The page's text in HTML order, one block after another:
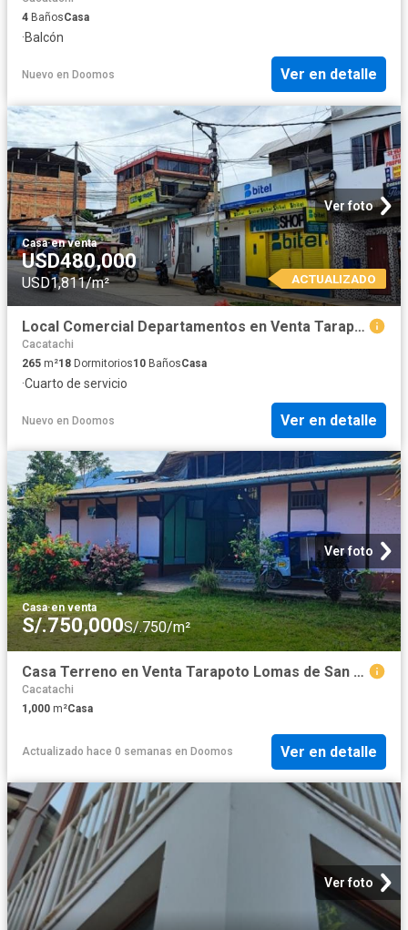
4 BañosCasa
·Balcón
Nuevo en Doomos Ver en detalle
Ver foto
Casa·en venta
USD480,000
USD1,811/m² ACTUALIZADO
Local Comercial Departamentos en Venta Tarapoto
Cacatachi
265 m²18 Dormitorios10 BañosCasa
·Cuarto de servicio
Nuevo en Doomos Ver en detalle
Ver foto
Casa·en venta
S/.750,000S/.750/m²
Casa Terreno en Venta Tarapoto Lomas de San Pedro
Cacatachi
1,000 m²Casa
Actualizado hace 0 semanas en Doomos Ver en detalle
Ver foto